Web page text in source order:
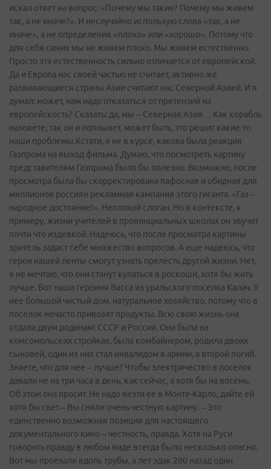
искал ответ на вопрос: «Почему мы такие? Почему мы живем
так, а не иначе?». И неслучайно использую слова «так, а не
иначе», а не определения «плохо» или «хорошо». Потому что
для себя самих мы не живем плохо. Мы живем естественно.
Просто эта естественность сильно отличается от европейской.
Да и Европа нас своей частью не считает, активно же
развивающиеся страны Азии считают нас Северной Азией. И я
думал: может, нам надо отказаться от претензий на
европейскость? Сказать: да, мы – Северная Азия… Как корабль
назовете, так он и поплывет, может быть, это решит какие-­то
наши проблемы.Кстати, я не в курсе, какова была реакция
Газпрома на выход фильма. Думаю, что посмотреть картину
представителям Газпрома было бы полезно. Возможно, после
просмотра была бы скорректирована пафосная и обидная для
миллионов россиян рекламная кампания этого гиганта. «Газ –
народное достояние!». Неплохой слоган. Но в контексте, к
примеру, жизни учителей в провинциальных школах он звучит
почти что издевкой. Надеюсь, что после просмотра картины
зритель задаст себе множество вопросов. А еще надеюсь, что
герои нашей ленты смогут узнать прелесть другой жизни. Нет,
я не мечтаю, что они станут купаться в роскоши, хотя бы жить
лучше. Вот наша героиня Васса из уральского поселка Калач. У
нее большой чистый дом, натуральное хозяйство, потому что в
поселок нечасто привозят продукты. Всю свою жизнь она
отдала двум родинам: СССР и России. Она была на
комсомольских стройках, была комбайнером, родила двоих
сыновей, один из них стал инвалидом в армии, а второй погиб.
Знаете, что для нее – лучше? Чтобы электричество в поселок
давали не на три часа в день, как сейчас, а хотя бы на восемь.
Об этом она просит. Не надо везти ее в Монте-Карло, дайте ей
хотя бы свет.– Вы сняли очень честную картину. – Это
единственно возможная позиция для настоящего
документального кино – честность, правда. Хотя на Руси
говорить правду в любом виде всегда было несколько опасно.
Вот мы проехали вдоль трубы, а лет эдак 200 назад один